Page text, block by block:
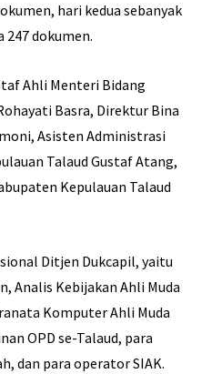
hari kedua sebanyak
247 dokumen.
Ahli Menteri Bidang
Basra, Direktur Bina
Asisten Administrasi
Talaud Gustaf Atang,
Kepulauan Talaud
Ditjen Dukcapil, yaitu
Analis Kebijakan Ahli Muda
Komputer Ahli Muda
OPD se-Talaud, para
dan para operator SIAK.